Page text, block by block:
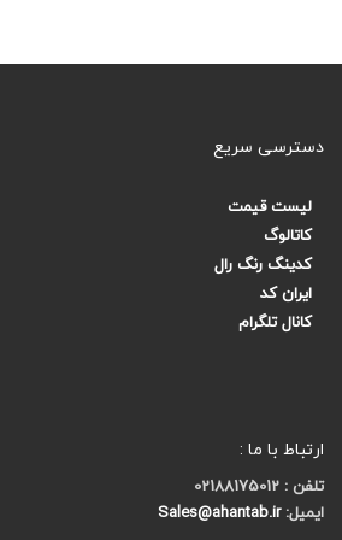
دسترسی سریع
لیست قیمت
کاتالوگ
کدینگ رنگ رال
ایران کد
کانال تلگرام
ارتباط با ما :
تلفن : 02188175012
ایمیل:Sales@ahantab.ir